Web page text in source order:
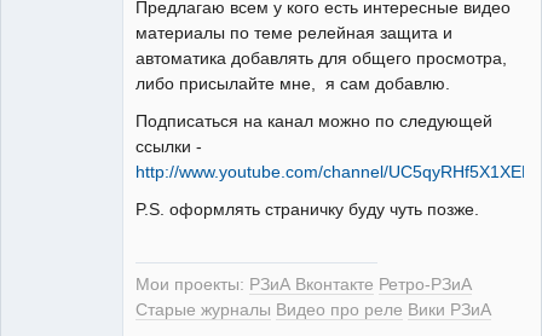
Предлагаю всем у кого есть интересные видео
материалы по теме релейная защита и
автоматика добавлять для общего просмотра,
либо присылайте мне, я сам добавлю.
Подписаться на канал можно по следующей
ссылки -
http://www.youtube.com/channel/
P.S. оформлять страничку буду чуть позже.
Мои проекты: РЗиА Вконтакте Ретро-РЗиА
Старые журналы Видео про реле Вики РЗиА